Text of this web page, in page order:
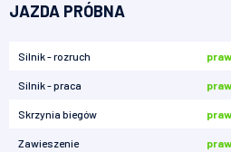
JAZDA PRÓBNA
Silnik - rozruch
Silnik - praca
Skrzynia biegów
Zawieszenie